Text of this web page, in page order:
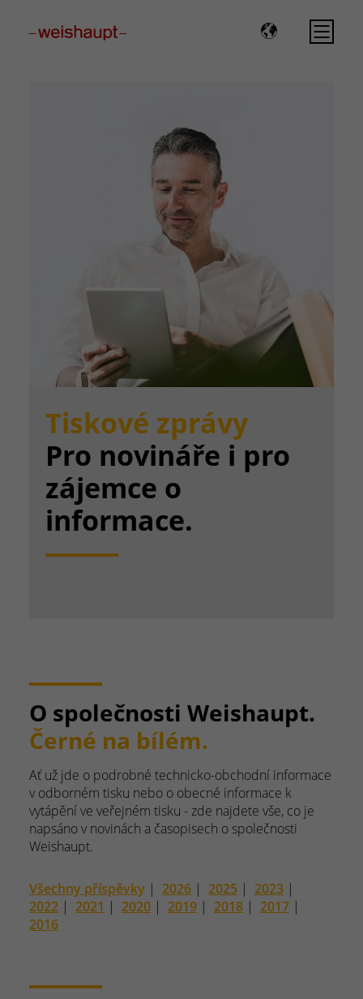
Tiskové zprávy
Pro novináře i pro
zájemce o
informace.
O společnosti Weishaupt.
Černé na bílém.
Ať už jde o podrobné technicko-obchodní informace
v odborném tisku nebo o obecné informace k
vytápění ve veřejném tisku - zde najdete vše, co je
napsáno v novinách a časopisech o společnosti
Weishaupt.
Všechny příspěvky | 2026 | 2025 | 2023 |
2022 | 2021 | 2020 | 2019 | 2018 | 2017 |
2016